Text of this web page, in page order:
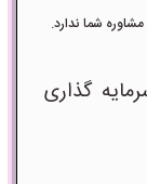
شما ندارد.
گذاری